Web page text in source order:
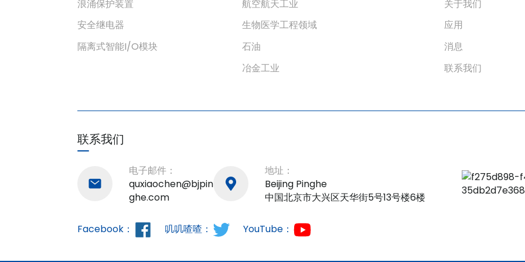
浪涌保护装置
安全继电器
隔离式智能I/O模块
航空航天工业
生物医学工程领域
石油
冶金工业
关于我们
应用
消息
联系我们
联系我们
电子邮件：
quxiaochen@bjpin
ghe.com
地址：
Beijing Pinghe
中国北京市大兴区天华街5号13号楼6楼
Facebook： 叽叽喳喳： YouTube：